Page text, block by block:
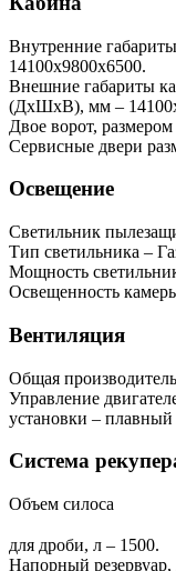
Внутренние
14100х9800х6500.
Внешние габариты
(ДхШхВ), мм –
Двое ворот,
Сервисные двери
Освещение
Светильник
Тип светильника –
Мощность
Освещенность
Вентиляция
Общая
Управление
установки – плавный
Система
Объем силоса
для дроби, л – 1500.
Напорный резервуар,